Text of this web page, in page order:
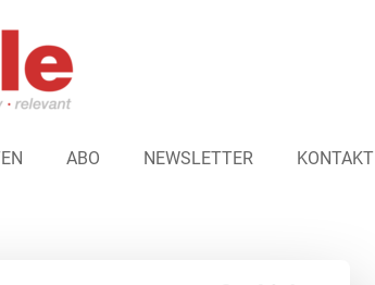
ABO NEWSLETTER KONTAKT